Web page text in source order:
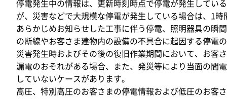
停電発生中の情報は、更新時刻時点で停電が発生してい
が、災害などで大規模な停電が発生している場合は、1
あらかじめお知らせした工事に伴う停電、照明器具の瞬
の断線やお客さま建物内の設備の不具合に起因する停電
災害発生時およびその後の復旧作業期間において、お客
漏電のおそれがある場合、また、発災等により当面の間
していないケースがあります。
高圧、特別高圧のお客さまの停電情報および低圧のお客